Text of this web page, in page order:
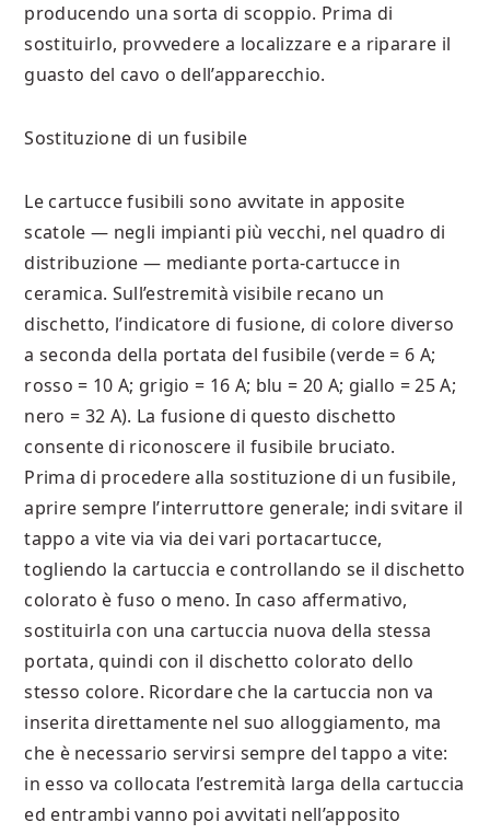
producendo una sorta di scoppio. Prima di
sostituirlo, provvedere a localizzare e a riparare il
guasto del cavo o dell’apparecchio.
Sostituzione di un fusibile
Le cartucce fusibili sono avvitate in apposite
scatole — negli impianti più vecchi, nel quadro di
distribuzione — mediante porta-cartucce in
ceramica. Sull’estremità visibile recano un
dischetto, l’indicatore di fusione, di colore diverso
a seconda della portata del fusibile (verde = 6 A;
rosso = 10 A; grigio = 16 A; blu = 20 A; giallo = 25 A;
nero = 32 A). La fusione di questo dischetto
consente di riconoscere il fusibile bruciato.
Prima di procedere alla sostituzione di un fusibile,
aprire sempre l’interruttore generale; indi svitare il
tappo a vite via via dei vari portacartucce,
togliendo la cartuccia e controllando se il dischetto
colorato è fuso o meno. In caso affermativo,
sostituirla con una cartuccia nuova della stessa
portata, quindi con il dischetto colorato dello
stesso colore. Ricordare che la cartuccia non va
inserita direttamente nel suo alloggiamento, ma
che è necessario servirsi sempre del tappo a vite:
in esso va collocata l’estremità larga della cartuccia
ed entrambi vanno poi avvitati nell’apposito